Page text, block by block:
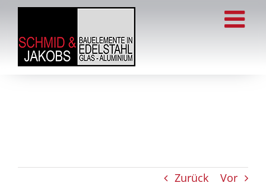
Zum
springen
Zurück Vor